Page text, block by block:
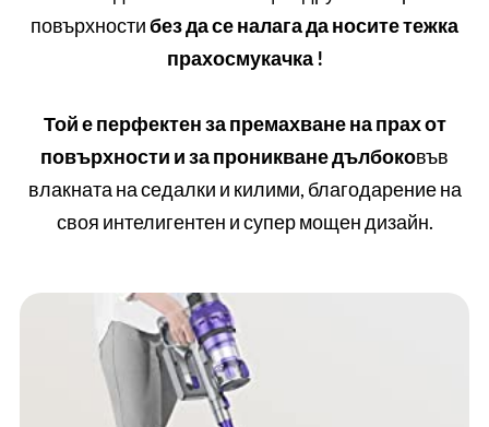
повърхностибез да се налага да носите тежка
прахосмукачка !
Той е перфектен за премахване на прах от
повърхности и за проникване дълбоковъв
влакната на седалки и килими, благодарение на
своя интелигентен и супер мощен дизайн.